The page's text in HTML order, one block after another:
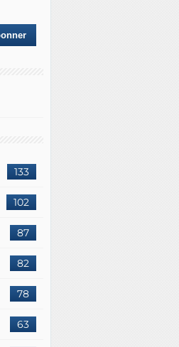
133
102
87
82
78
63